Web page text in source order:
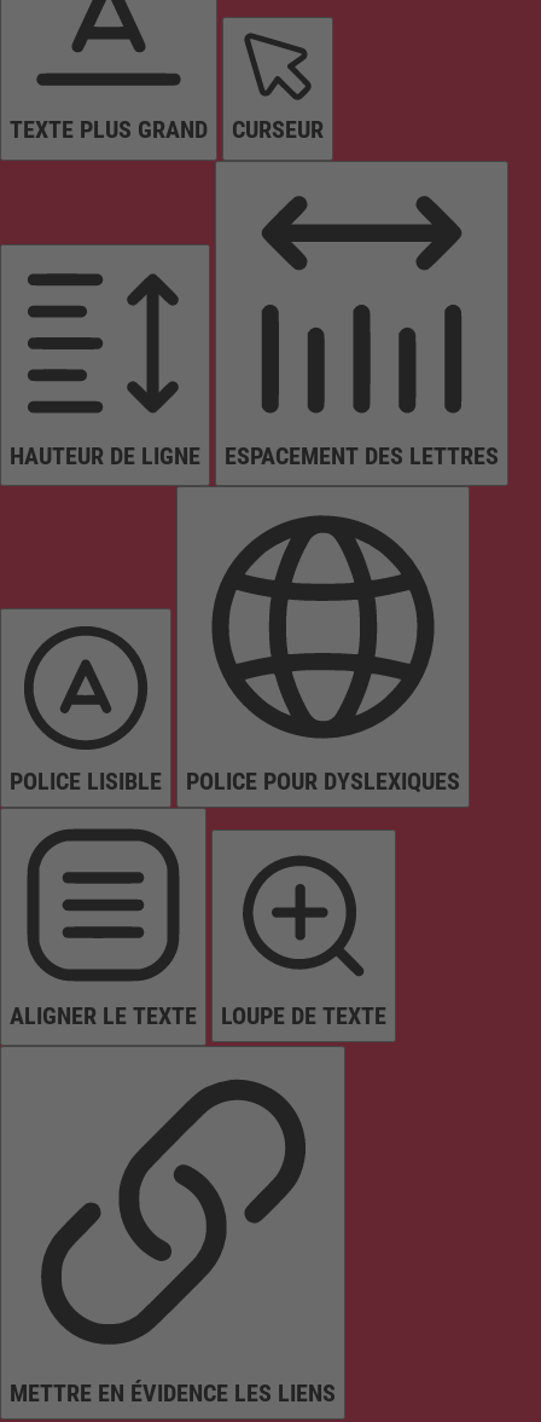
TEXTE PLUS GRAND CURSEUR
HAUTEUR DE LIGNE ESPACEMENT DES LETTRES
POLICE LISIBLE POLICE POUR DYSLEXIQUES
ALIGNER LE TEXTE LOUPE DE TEXTE
METTRE EN ÉVIDENCE LES LIENS